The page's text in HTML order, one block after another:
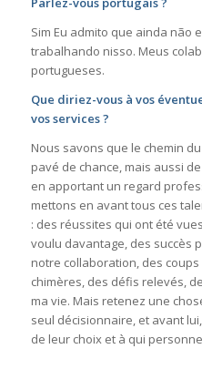
Sim Eu admito que ainda não
trabalhando nisso. Meus
portugueses.
Que diriez-vous à vos
vos services ?
Nous savons que le chemin
pavé de chance, mais aussi
en apportant un regard
mettons en avant tous ces
: des réussites qui ont été
voulu davantage, des succès
notre collaboration, des coups
chimères, des défis relevés,
ma vie. Mais retenez une
seul décisionnaire, et avant
de leur choix et à qui